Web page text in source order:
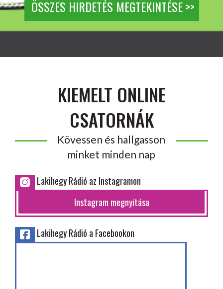
ÖSSZES HIRDETÉS MEGTEKINTÉSE >>
KIEMELT ONLINE
CSATORNÁK
Kövessen és hallgasson
minket minden nap
Lakihegy Rádió az Instagramon
Instagram megnyitása
Lakihegy Rádió a Facebookon